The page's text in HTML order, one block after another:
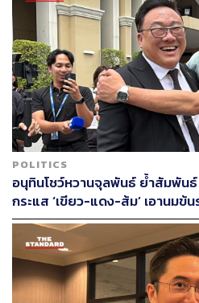
POLITICS
อนุทินโชว์หวานจุลพันธ์ ย้ำสัมพัน
กระแส ‘เขียว-แดง-ส้ม’ เอานมข้